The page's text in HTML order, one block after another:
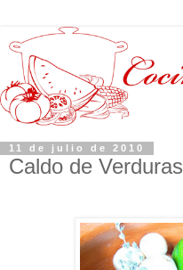
11 de julio de 2010
Caldo de Verduras